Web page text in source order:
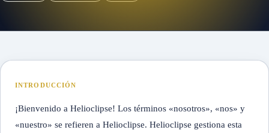
INTRODUCCIÓN
¡Bienvenido a Helioclipse! Los términos «nosotros», «nos» y
«nuestro» se refieren a Helioclipse. Helioclipse gestiona esta